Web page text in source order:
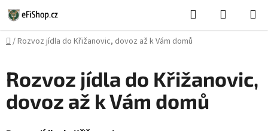
Přejít
na
obsah
Hledat
KOŠÍK
Domů
/Rozvoz jídla do Křižanovic, dovoz až k Vám domů
Rozvoz jídla do Křižanovic,
dovoz až k Vám domů